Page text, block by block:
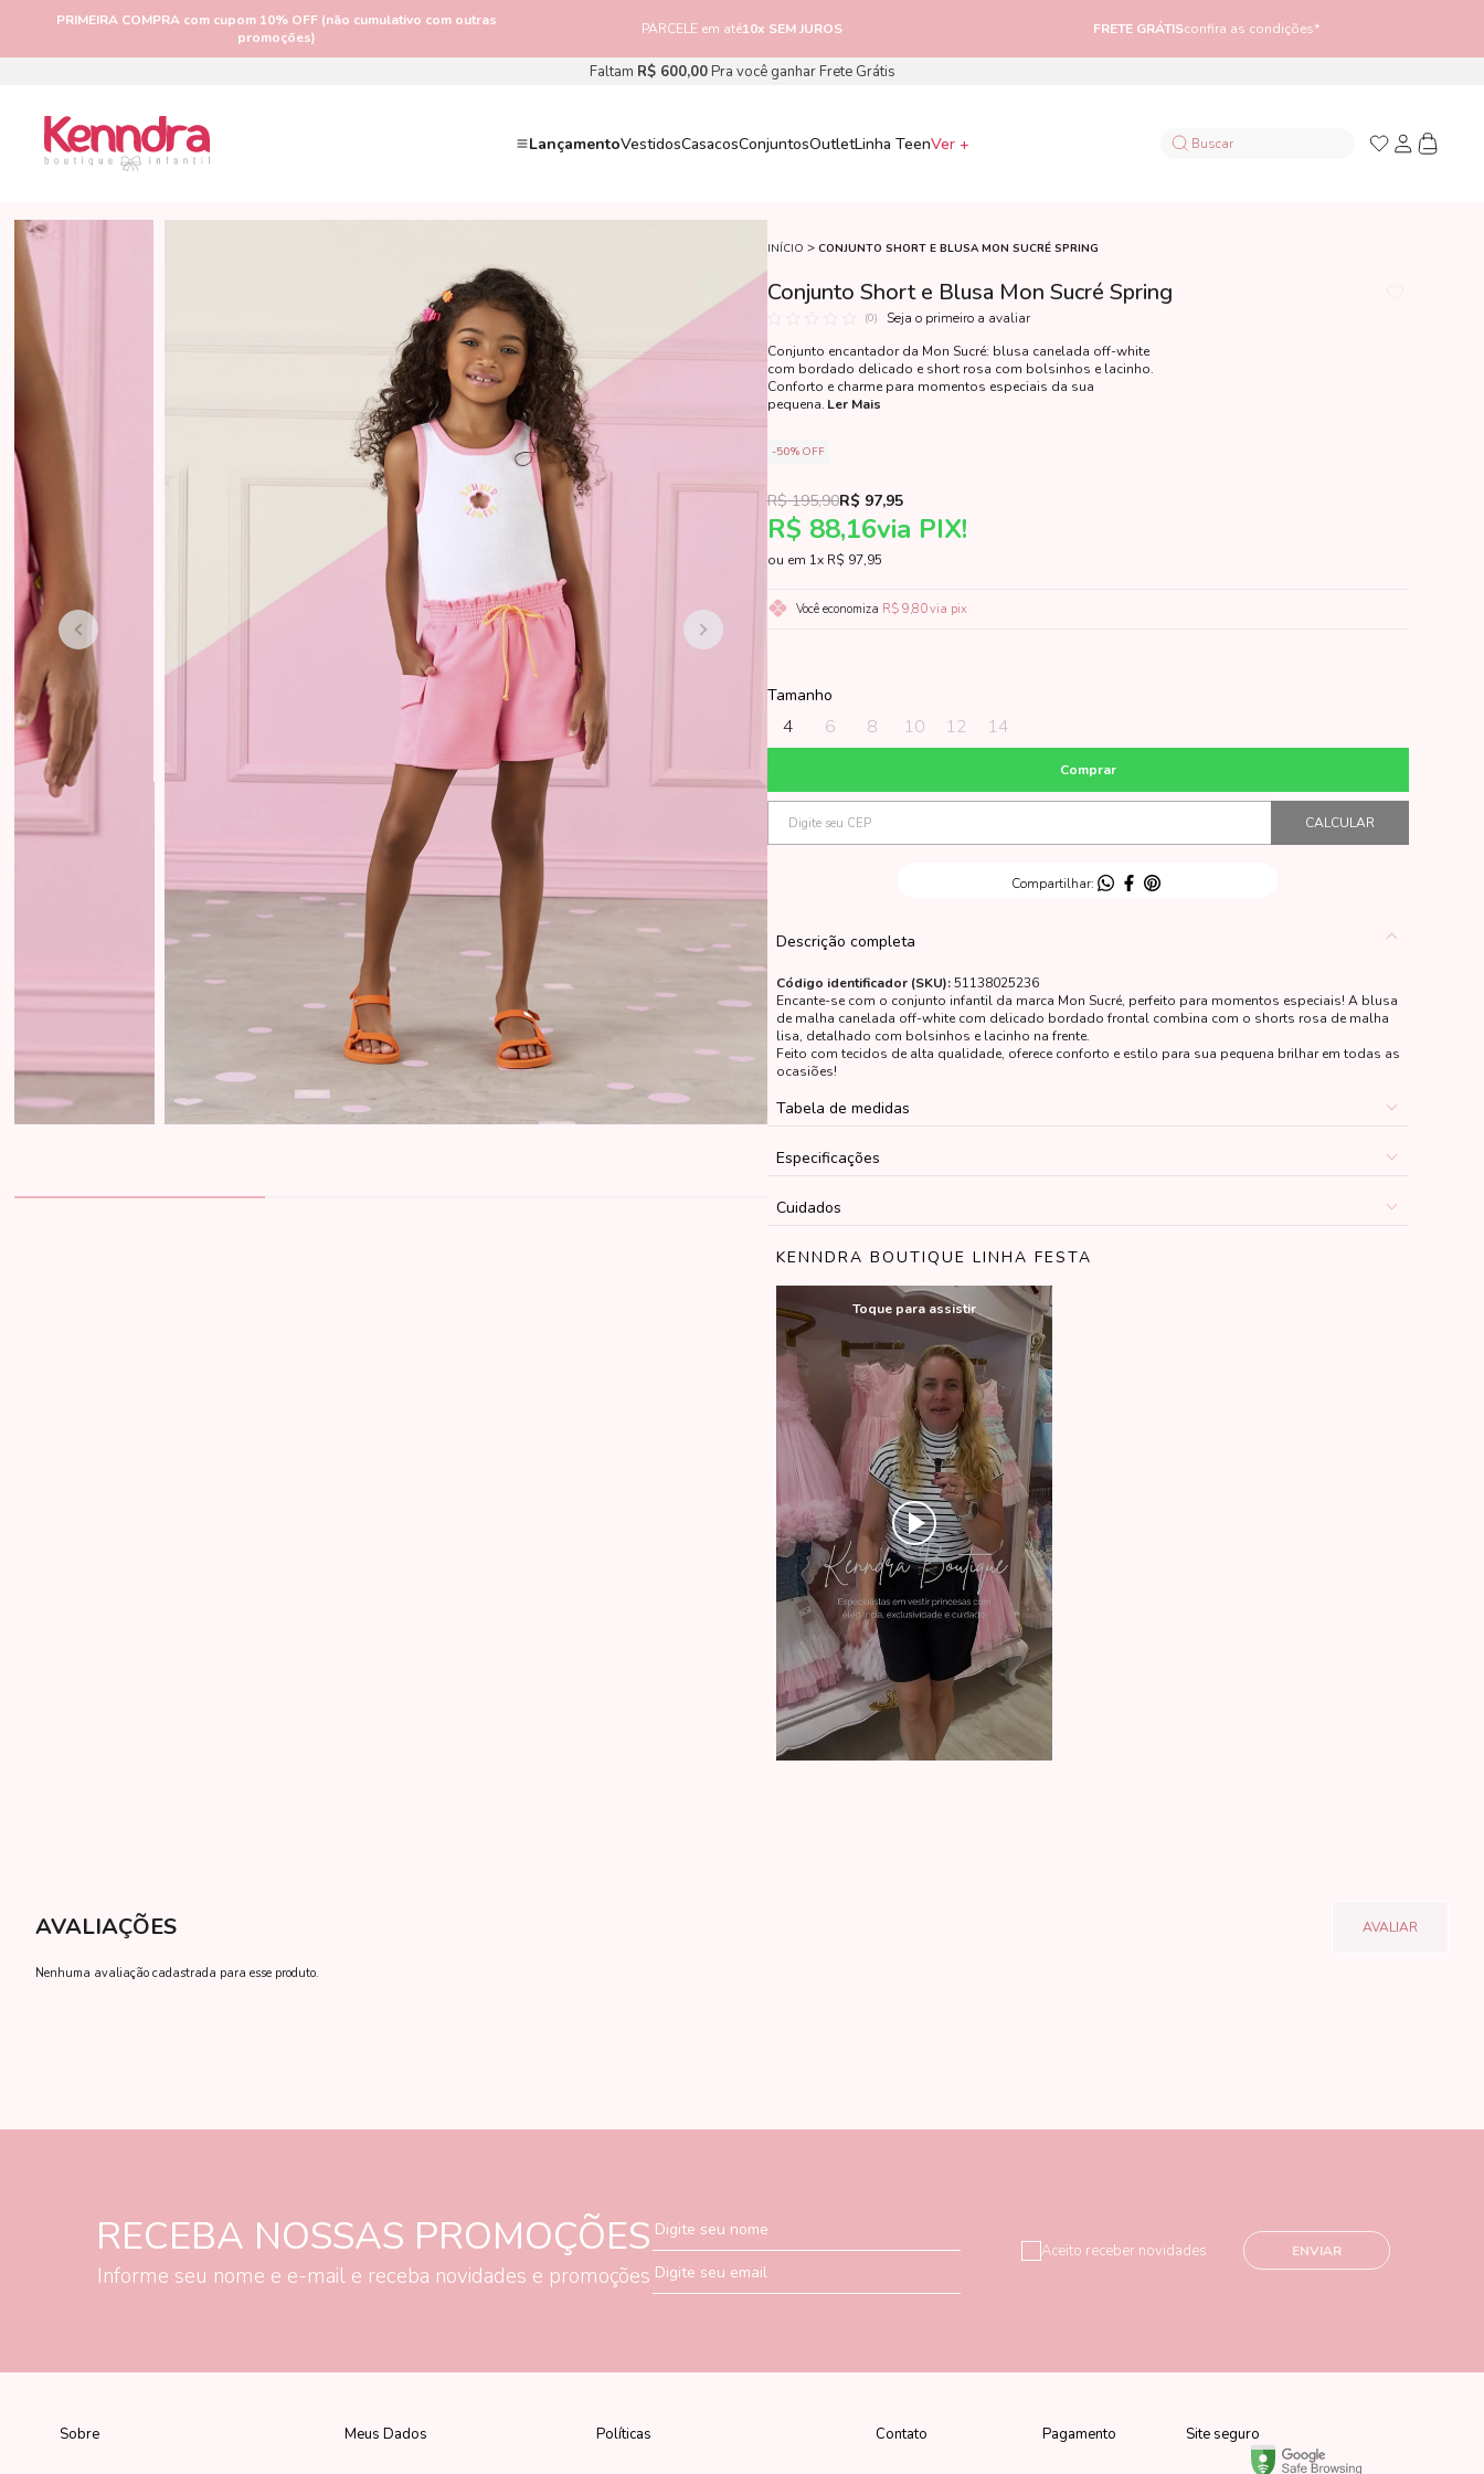
PRIMEIRA COMPRA com cupom 10% OFF (não cumulativo com outras
promoções)
PARCELE em até10x SEM JUROS FRETE GRÁTISconfira as condições*
Faltam R$ 600,00Pra você ganhar Frete Grátis
LançamentoVestidosCasacosConjuntosOutletLinha TeenVer +
INÍCIO CONJUNTO SHORT E BLUSA MON SUCRÉ SPRING
Conjunto Short e Blusa Mon Sucré Spring
(0)
Seja o primeiro a avaliar
Conjunto encantador da Mon Sucré: blusa canelada off-white
com bordado delicado e short rosa com bolsinhos e lacinho.
Conforto e charme para momentos especiais da sua
pequena. Ler Mais
50% OFF
R$ 88,16via PIX!
R$ 195,90R$ 97,95
1x R$ 97,95
Você economiza R$ 9,80via pix
Tamanho
4 6 8 10 12 14
Descrição completa
Código identificador (SKU):51138025236
Encante-se com o conjunto infantil da marca Mon Sucré, perfeito para momentos especiais! A blusa
de malha canelada off-white com delicado bordado frontal combina com o shorts rosa de malha
lisa, detalhado com bolsinhos e lacinho na frente.
Feito com tecidos de alta qualidade, oferece conforto e estilo para sua pequena brilhar em todas as
ocasiões!
Tabela de medidas
Especificações
Cuidados
KENNDRA BOUTIQUE LINHA FESTA
Nenhuma avaliação cadastrada para esse produto.
RECEBA NOSSAS PROMOÇÕES
Informe seu nome e e-mail e receba novidades e promoções
Digite seu nome
Digite seu email
ENVIAR
Aceito receber novidades
Sobre Meus Dados Políticas Contato Pagamento Site seguro